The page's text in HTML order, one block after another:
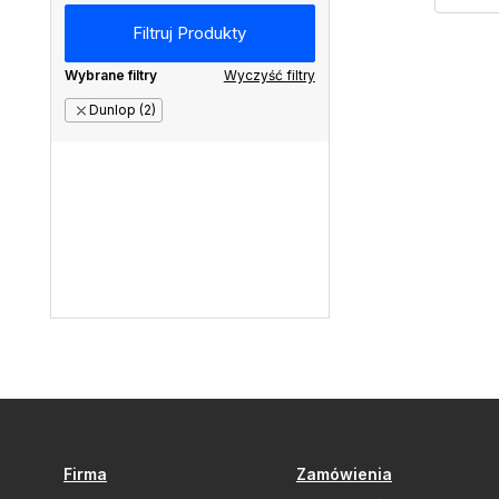
Nowość (2)
Dostępne w 24h (2)
W Klubie taniej (2)
Wybrane filtry Wyczyść filtry
Dunlop (2)
Firma Zamówienia